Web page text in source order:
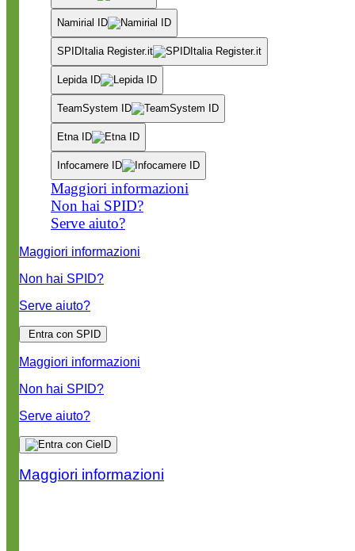
Namirial ID
SPIDItalia Register.it
Lepida ID
TeamSystem ID
Etna ID
Infocamere ID
Maggiori informazioni
Non hai SPID?
Serve aiuto?
Maggiori informazioni
Non hai SPID?
Serve aiuto?
Entra con SPID
Maggiori informazioni
Non hai SPID?
Serve aiuto?
Maggiori informazioni